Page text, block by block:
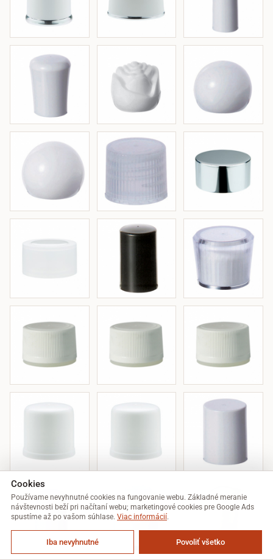
Cookies
Používame nevyhnutné cookies na fungovanie webu. Základné meranie
návštevnosti beží pri načítaní webu; marketingové cookies pre Google Ads
spustíme až po vašom súhlase. Viac informácií.
Iba nevyhnutné Povoliť všetko